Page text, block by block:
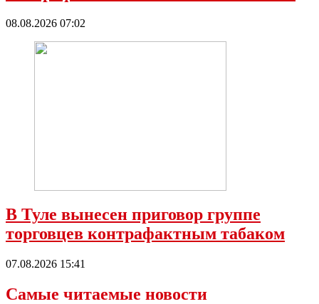
08.08.2026 07:02
В Туле вынесен приговор группе
торговцев контрафактным табаком
07.08.2026 15:41
Самые читаемые новости